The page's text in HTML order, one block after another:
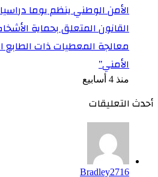
الأمن الوطني ينظم يوما
القانون المتعلق بحماية
معالجة المعطيات ذات
الأمني”
منذ 4 أسابيع
أحدث التعليقات
Bradley2716